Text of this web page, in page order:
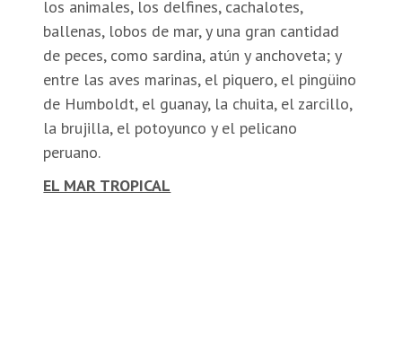
los animales, los delfines, cachalotes,
ballenas, lobos de mar, y una gran cantidad
de peces, como sardina, atún y anchoveta; y
entre las aves marinas, el piquero, el pingüino
de Humboldt, el guanay, la chuita, el zarcillo,
la brujilla, el potoyunco y el pelicano
peruano.
EL MAR TROPICAL